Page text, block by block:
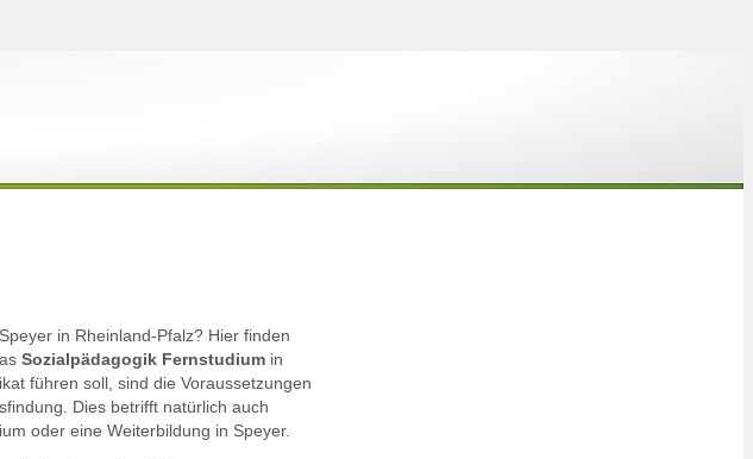
in Rheinland-Pfalz? Hier finden
Sozialpädagogik Fernstudium in
führen soll, sind die Voraussetzungen
Dies betrifft natürlich auch
oder eine Weiterbildung in Speyer.